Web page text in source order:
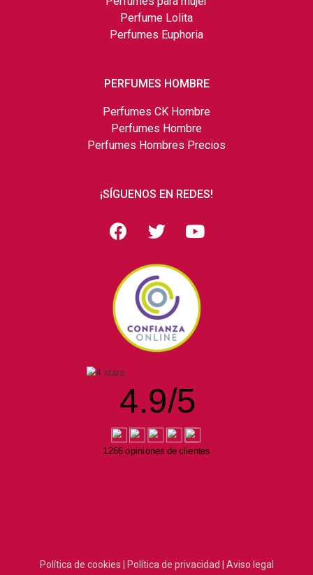
Perfume Lolita
Perfumes Euphoria
PERFUMES HOMBRE
Perfumes CK Hombre
Perfumes Hombre
Perfumes Hombres Precios
¡SÍGUENOS EN REDES!
4.9/5
1266 opiniones de clientes
Política de cookies | Política de privacidad | Aviso legal